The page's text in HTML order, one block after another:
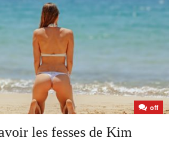
off
les fesses de Kim